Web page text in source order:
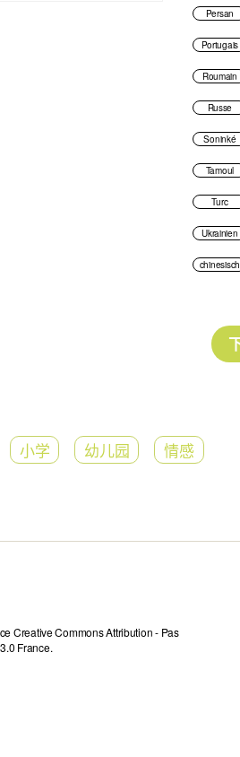
Persan
Portugais
Roumain
Russe
Soninké
Tamoul
Turc
Ukrainien
chinesisch
小学 幼儿园 情感
Creative Commons Attribution - Pas
France.